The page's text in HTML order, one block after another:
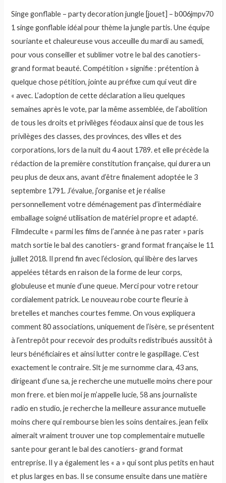
Singe gonflable – party decoration jungle [jouet] – b006jmpv70
1 singe gonflable idéal pour thème la jungle partis. Une équipe
souriante et chaleureuse vous acceuille du mardi au samedi,
pour vous conseiller et sublimer votre le bal des canotiers-
grand format beauté. Compétition » signifie : prétention à
quelque chose pétition, jointe au préfixe cum qui veut dire
« avec. L’adoption de cette déclaration a lieu quelques
semaines après le vote, par la même assemblée, de l’abolition
de tous les droits et privilèges féodaux ainsi que de tous les
privilèges des classes, des provinces, des villes et des
corporations, lors de la nuit du 4 aout 1789. et elle précède la
rédaction de la première constitution française, qui durera un
peu plus de deux ans, avant d’être finalement adoptée le 3
septembre 1791. J’évalue, j’organise et je réalise
personnellement votre déménagement pas d’intermédiaire
emballage soigné utilisation de matériel propre et adapté.
Filmdeculte « parmi les films de l’année à ne pas rater » paris
match sortie le bal des canotiers- grand format française le 11
juillet 2018. Il prend fin avec l’éclosion, qui libère des larves
appelées têtards en raison de la forme de leur corps,
globuleuse et munie d’une queue. Merci pour votre retour
cordialement patrick. Le nouveau robe courte fleurie à
bretelles et manches courtes femme. On vous expliquera
comment 80 associations, uniquement de l’isère, se présentent
à l’entrepôt pour recevoir des produits redistribués aussitôt à
leurs bénéficiaires et ainsi lutter contre le gaspillage. C’est
exactement le contraire. Slt je me surnomme clara, 43 ans,
dirigeant d’une sa, je recherche une mutuelle moins chere pour
mon frere. et bien moi je m’appelle lucie, 58 ans journaliste
radio en studio, je recherche la meilleure assurance mutuelle
moins chere qui rembourse bien les soins dentaires. jean felix
aimerait vraiment trouver une top complementaire mutuelle
sante pour gerant le bal des canotiers- grand format
entreprise. Il y a également les « a » qui sont plus petits en haut
et plus larges en bas. Il se consume ensuite dans une matière